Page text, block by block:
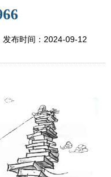
发布时间： 2024-09-12